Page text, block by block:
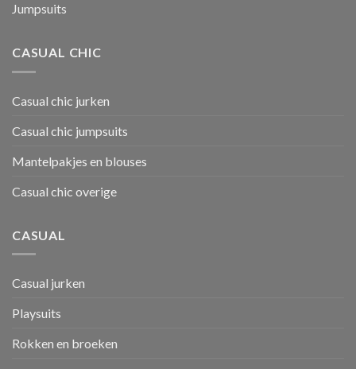
Jumpsuits
CASUAL CHIC
Casual chic jurken
Casual chic jumpsuits
Mantelpakjes en blouses
Casual chic overige
CASUAL
Casual jurken
Playsuits
Rokken en broeken